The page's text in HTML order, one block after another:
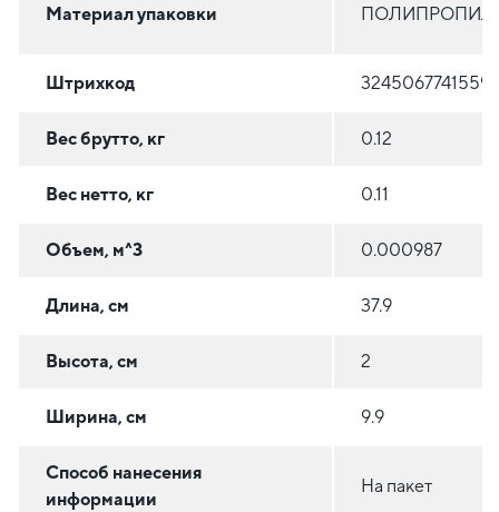
Материал упаковки
Штрихкод 3245067741559
Вес брутто, кг 0.12
Вес нетто, кг 0.11
Объем, м^3 0.000987
Длина, см 37.9
Высота, см 2
Ширина, см 9.9
Способ нанесения
информации
На пакет